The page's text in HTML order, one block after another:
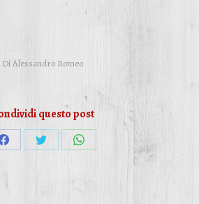
DiAlessandro Romeo
questo post
Condividi
Facebook
CondividiCondividi